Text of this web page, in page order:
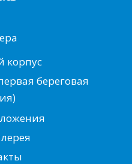
корпус
береговая